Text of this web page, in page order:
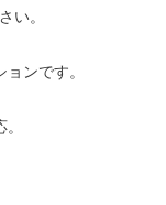
い。
ンです。